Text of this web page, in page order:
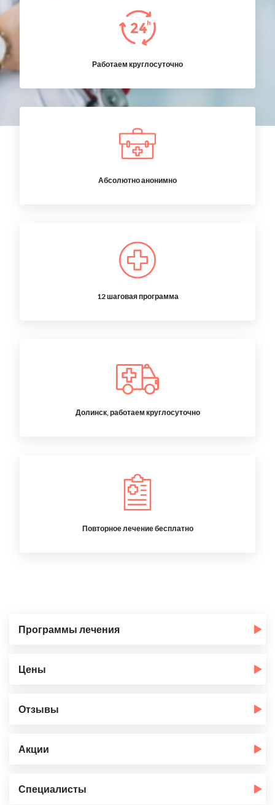
Работаем круглосуточно
Абсолютно анонимно
12 шаговая программа
Долинск, работаем круглосуточно
Повторное лечение бесплатно
Программы лечения
Цены
Отзывы
Акции
Специалисты